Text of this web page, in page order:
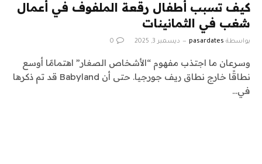
كيف تسبب أطفال رقعة الملفوف في أعمال
شغب في الثمانينات
بواسطة pasardates ديسمبر 3, 2025 0
وسرعان ما اجتذب مفهوم “الأشخاص الصغار” اهتمامًا أوسع
نطاقًا خارج نطاق ريف جورجيا. حتى أن Babyland قد تم ذكرها
في…